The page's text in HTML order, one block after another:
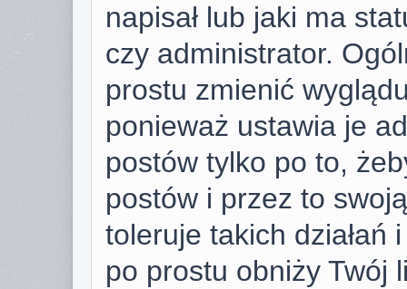
napisał lub jaki ma
czy administrator.
prostu zmienić
ponieważ ustawia je
postów tylko po to,
postów i przez to
toleruje takich działań
po prostu obniży Twój